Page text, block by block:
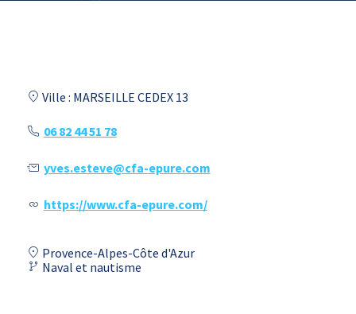
Ville : MARSEILLE CEDEX 13
06 82 44 51 78
yves.esteve@cfa-epure.com
https://www.cfa-epure.com/
Provence-Alpes-Côte d'Azur
Naval et nautisme